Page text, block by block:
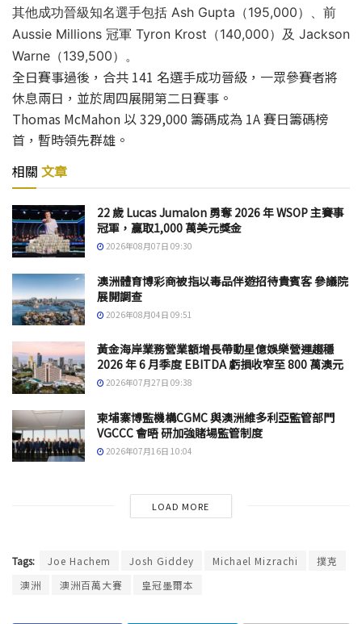
其他成功晉級知名選手包括 Ash Gupta（195,000）、前
Aussie Millions 冠軍 Tyron Krost（140,000）及 Jackson
Warne（139,500）。
全日賽事過後，合共 141 名選手成功晉級，一眾參賽者將
休息兩日，並於周四展開第二日賽事。
Thomas McMahon 以 329,000 籌碼成為 1A 賽日籌碼榜
首，暫時領先群雄。
相關 文章
22 歲 Lucas Jumalon 勇奪 2026 年 WSOP 主賽事
冠軍，贏取1,000 萬美元獎金
2026年08月07日 09:30
澳洲體育博彩商被指以毒品伴遊招待貴賓客 參議院
展開調查
2026年08月04日 09:51
黃金海岸業務營業額增長帶動星億娛樂營運趨穩
2026 年 6 月季度 EBITDA 虧損收窄至 800 萬澳元
2026年07月27日 09:38
柬埔寨博監機構CGMC 與澳洲維多利亞監管部門
VGCCC 會晤 研加強賭場監管制度
2026年07月16日 10:04
LOAD MORE
Tags: Joe Hachem Josh Giddey Michael Mizrachi
撲克
澳洲
澳洲百萬大賽 皇冠墨爾本